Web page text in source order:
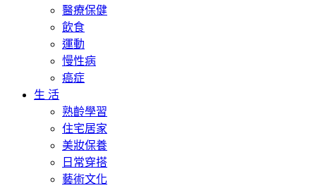
醫療保健
飲食
運動
慢性病
癌症
生 活
熟齡學習
住宅居家
美妝保養
日常穿搭
藝術文化